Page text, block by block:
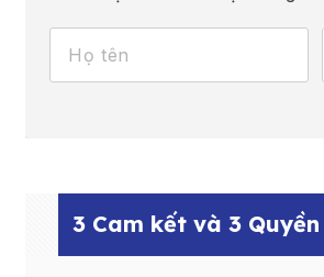
3 Cam kết và 3